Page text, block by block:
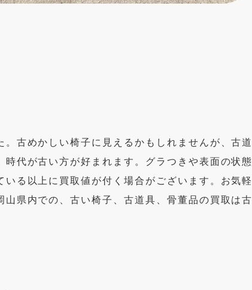
古めかしい椅子に見えるかもしれませんが、古道
代が古い方が好まれます。グラつきや表面の状態
る以上に買取値が付く場合がございます。お気軽
県内での、古い椅子、古道具、骨董品の買取は古